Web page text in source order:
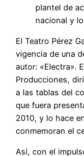
plantel de
nacional y
El Teatro Pérez
vigencia de una
autor: «Electra».
Producciones,
a las tablas del
que fuera
2010, y lo hace
conmemoran el
Así, con el